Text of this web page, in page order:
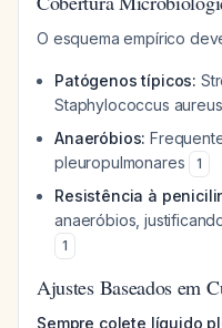
O esquema empírico
Patógenos típicos:
Staphylococcus aureus
Anaeróbios:
pleuropulmonares
1
Resistência à
anaeróbios,
1
Ajustes Baseados em
Sempre colete líquido